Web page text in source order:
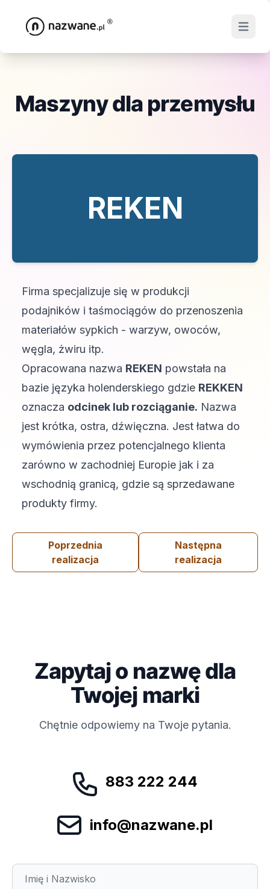
Open
Maszyny dla przemysłu
REKEN
Firma specjalizuje się w produkcji
podajników i taśmociągów do przenoszenia
materiałów sypkich - warzyw, owoców,
węgla, żwiru itp.
Opracowana nazwa REKEN powstała na
bazie języka holenderskiego gdzie REKKEN
oznacza odcinek lub rozciąganie. Nazwa
jest krótka, ostra, dźwięczna. Jest łatwa do
wymówienia przez potencjalnego klienta
zarówno w zachodniej Europie jak i za
wschodnią granicą, gdzie są sprzedawane
produkty firmy.
Poprzednia
realizacja
Następna
realizacja
Zapytaj o nazwę dla
Twojej marki
Chętnie odpowiemy na Twoje pytania.
883 222 244
info@nazwane.pl